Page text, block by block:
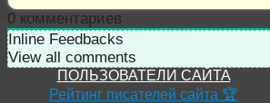
0 комментариев
Inline Feedbacks
View all comments
ПОЛЬЗОВАТЕЛИ САЙТА
Рейтинг писателей сайта 🏆